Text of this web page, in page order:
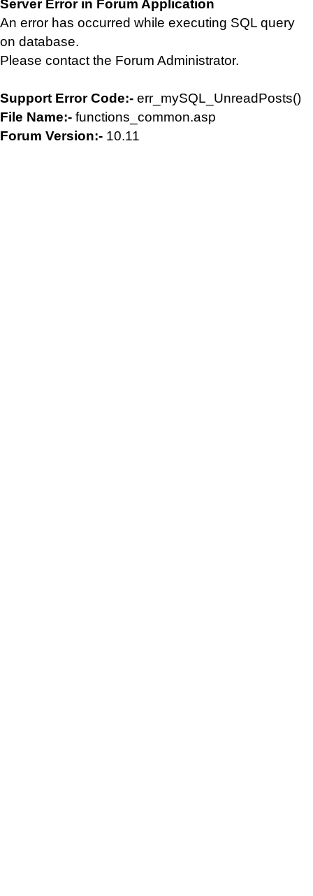
Server Error in Forum Application
An error has occurred while executing SQL query
on database.
Please contact the Forum Administrator.
Support Error Code:- err_mySQL_UnreadPosts()
File Name:- functions_common.asp
Forum Version:- 10.11